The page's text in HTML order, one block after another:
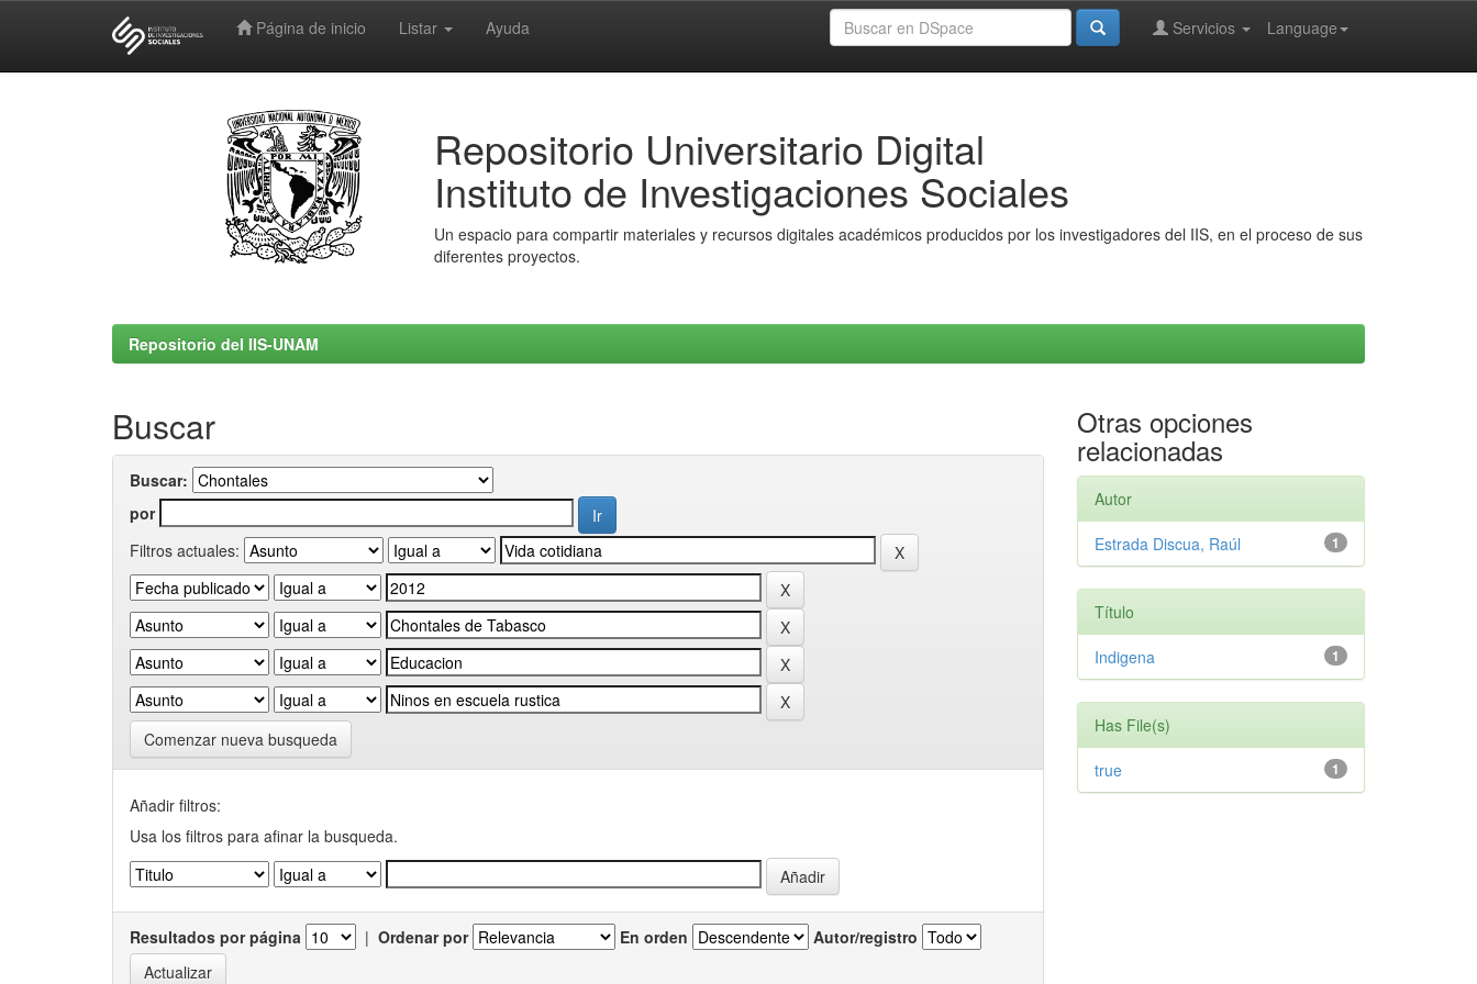
Página de inicio Listar Ayuda Language
Servicios
Repositorio Universitario Digital
Instituto de Investigaciones Sociales
Un espacio para compartir materiales y recursos digitales académicos producidos por los investigadores del IIS, en el proceso de sus
diferentes proyectos.
Repositorio del IIS-UNAM
Buscar
Buscar:
por
Filtros actuales:
Comenzar nueva busqueda
Añadir filtros:
Usa los filtros para afinar la busqueda.
Resultados por página | Ordenar por En orden Autor/registro
Otras opciones
relacionadas
Autor
1
Estrada Discua, Raúl
Título
1
Indigena
Has File(s)
1
true